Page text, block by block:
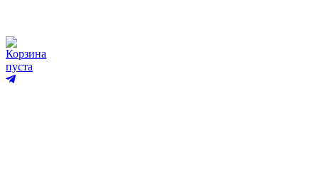
Корзина
пуста